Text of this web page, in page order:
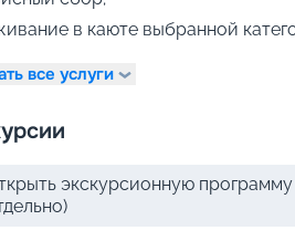
в каюте выбранной
все услуги
экскурсионную